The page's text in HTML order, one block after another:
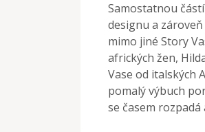
Samostatnou
designu a
mimo jiné Story
afrických žen,
Vase od italských
pomalý výbuch
se časem rozpadá